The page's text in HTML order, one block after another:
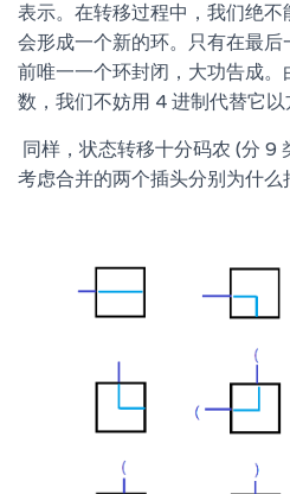
表示。在转移过程中，我们绝
会形成一个新的环。只有在最
前唯一一个环封闭，大功告成
数，我们不妨用 4 进制代替它以
同样，状态转移十分码农 (分 9
考虑合并的两个插头分别为什么